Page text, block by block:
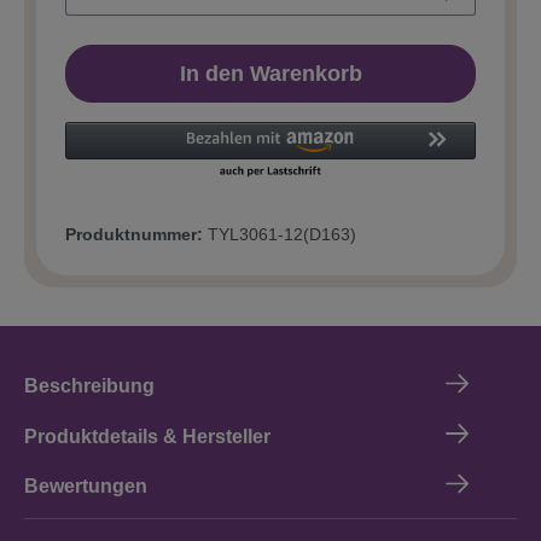
In den Warenkorb
Produktnummer: TYL3061-12(D163)
Beschreibung
Produktdetails & Hersteller
Bewertungen